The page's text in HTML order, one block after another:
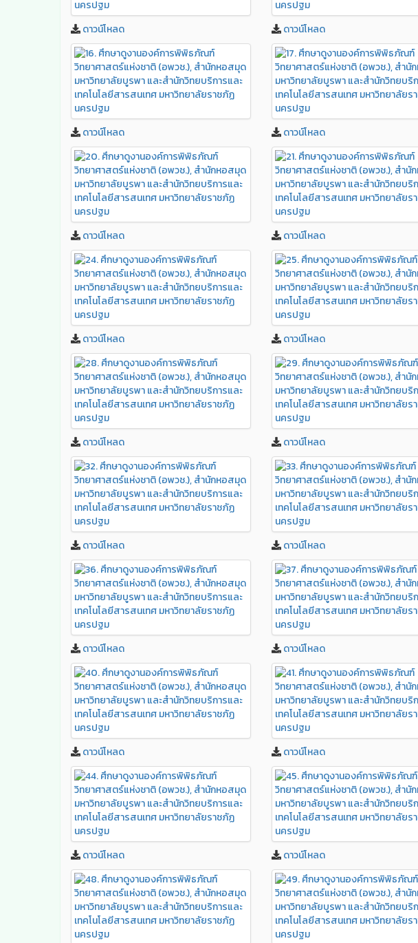
ดาวน์โหลด ดาวน์โหลด
ดาวน์โหลด ดาวน์โหลด
ดาวน์โหลด ดาวน์โหลด
ดาวน์โหลด ดาวน์โหลด
ดาวน์โหลด ดาวน์โหลด
ดาวน์โหลด ดาวน์โหลด
ดาวน์โหลด ดาวน์โหลด
ดาวน์โหลด ดาวน์โหลด
ดาวน์โหลด ดาวน์โหลด